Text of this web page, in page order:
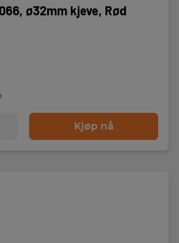
ø32mm kjeve, Rød
Kjøp nå